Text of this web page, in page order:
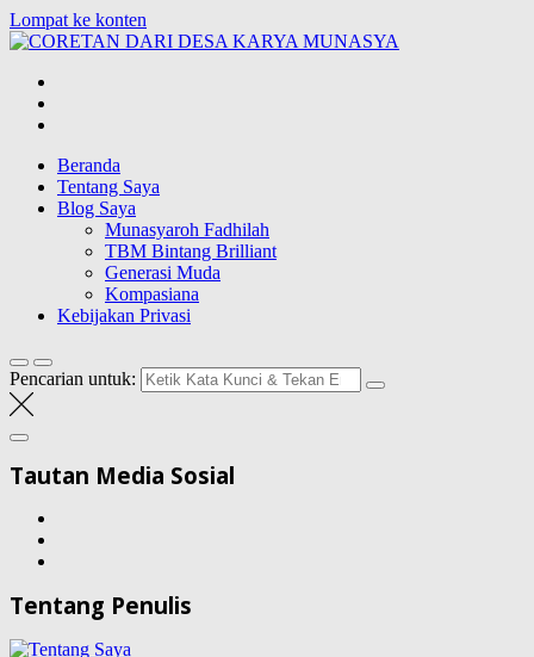
Lompat ke konten
Blog Wong Ndeso yang ingin berbagi berbagai hal di sekitarnya
Beranda
Tentang Saya
Blog Saya
Munasyaroh Fadhilah
TBM Bintang Brilliant
Generasi Muda
Kompasiana
Kebijakan Privasi
Pencarian untuk:
Tautan Media Sosial
Tentang Penulis